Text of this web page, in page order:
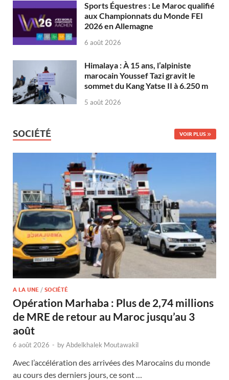
Sports Équestres : Le Maroc qualifié
aux Championnats du Monde FEI
2026 en Allemagne
6 août 2026
Himalaya : À 15 ans, l’alpiniste
marocain Youssef Tazi gravit le
sommet du Kang Yatse II à 6.250 m
5 août 2026
SOCIÉTÉ VOIR PLUS
A LA UNE / SOCIÉTÉ
Opération Marhaba : Plus de 2,74 millions
de MRE de retour au Maroc jusqu’au 3
août
6 août 2026 - byAbdelkhalek Moutawakil
Avec l’accélération des arrivées des Marocains du monde
au cours des derniers jours, ce sont …